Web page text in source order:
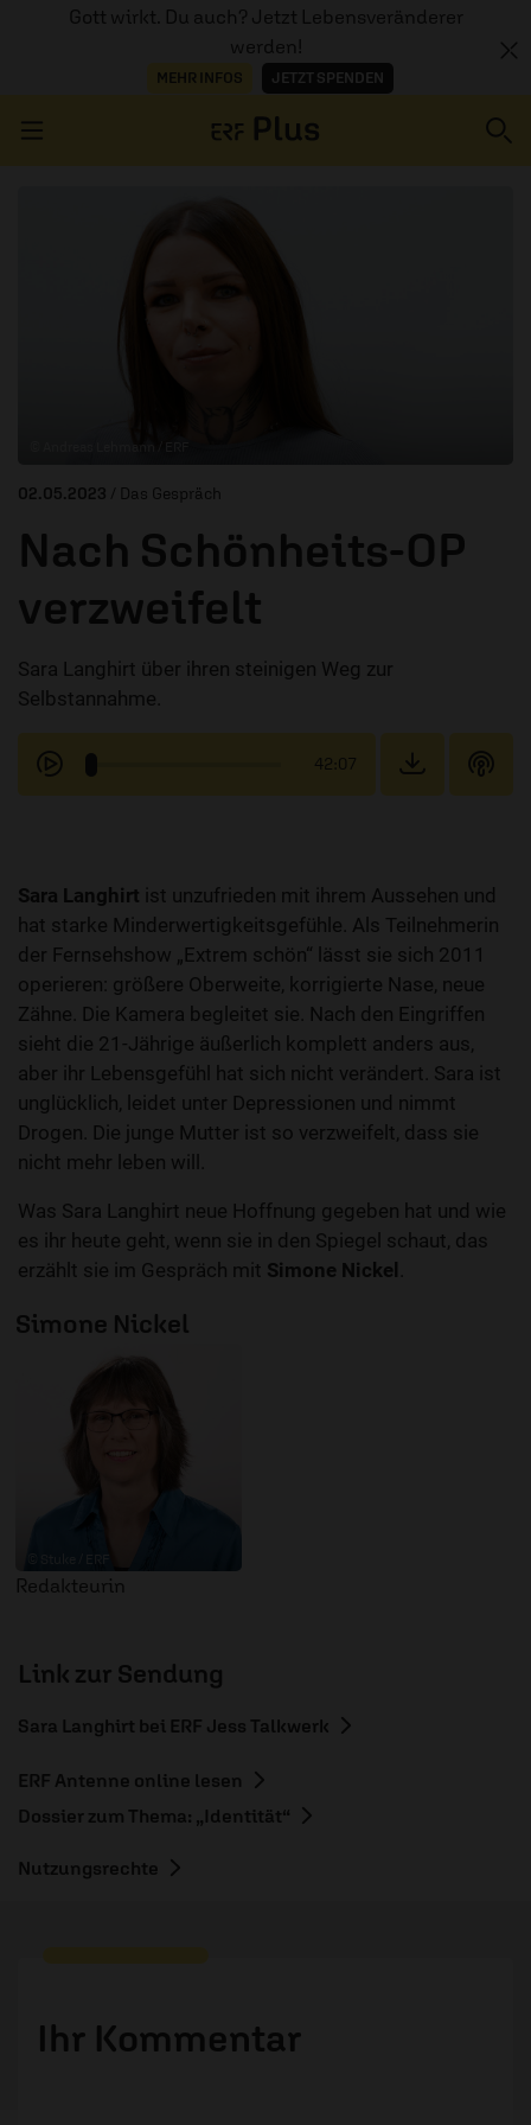
Gott wirkt. Du auch? Jetzt Lebensveränderer
werden!
MEHR INFOS JETZT SPENDEN
ERZÄHL MAL
02.05.2023 / Das Gespräch
Nach Schönheits-OP
verzweifelt
Sara Langhirt über ihren steinigen Weg zur
Selbstannahme.
42:07
Sara Langhirt ist unzufrieden mit ihrem Aussehen und
hat starke Minderwertigkeitsgefühle. Als Teilnehmerin
der Fernsehshow „Extrem schön“ lässt sie sich 2011
operieren: größere Oberweite, korrigierte Nase, neue
Zähne. Die Kamera begleitet sie. Nach den Eingriffen
sieht die 21-Jährige äußerlich komplett anders aus,
aber ihr Lebensgefühl hat sich nicht verändert. Sara ist
unglücklich, leidet unter Depressionen und nimmt
Drogen. Die junge Mutter ist so verzweifelt, dass sie
nicht mehr leben will.
Was Sara Langhirt neue Hoffnung gegeben hat und wie
es ihr heute geht, wenn sie in den Spiegel schaut, das
erzählt sie im Gespräch mit Simone Nickel
Simone Nickel
Redakteurin
Link zur Sendung
Sara Langhirt bei ERF Jess Talkwerk
ERF Antenne online lesen
Dossier zum Thema: „Identität“
Nutzungsrechte
Ihr Kommentar